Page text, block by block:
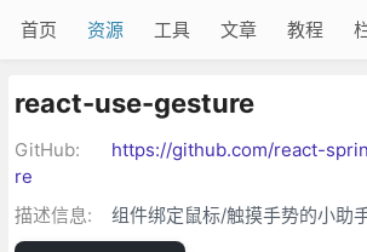
首页 资源 工具 文章 教程
react-use-gesture
GitHub:
https://github.com/react-
re
描述信息:
组件绑定鼠标/触摸手势的小助